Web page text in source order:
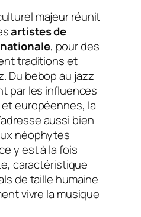
majeur réunit
artistes de
, pour des
traditions et
Du bebop au jazz
par les influences
européennes, la
aussi bien
néophytes
y est à la fois
caractéristique
de taille humaine
vivre la musique